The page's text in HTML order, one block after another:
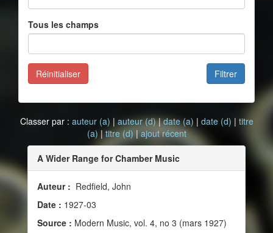
Tous les champs
Filtrer
Réinitialiser
Classer par : auteur (a) | auteur (d)|date (a) | date (d) | titre
(a) |titre (d) | ajout récent
A Wider Range for Chamber Music
Auteur : Redfield, John
Date : 1927-03
Source : Modern Music, vol. 4, no 3 (mars 1927)